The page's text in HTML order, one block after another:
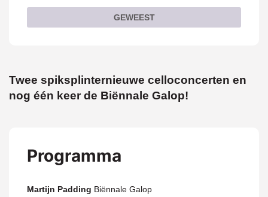
GEWEEST
Twee spiksplinternieuwe celloconcerten en
nog één keer de Biënnale Galop!
Programma
Martijn Padding Biënnale Galop